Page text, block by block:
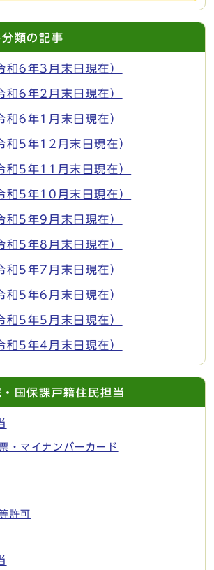
類の記事
和6年3月末日現在）
和6年2月末日現在）
和6年1月末日現在）
和5年12月末日現在）
和5年11月末日現在）
和5年10月末日現在）
和5年9月末日現在）
和5年8月末日現在）
和5年7月末日現在）
和5年6月末日現在）
和5年5月末日現在）
和5年4月末日現在）
国保課戸籍住民担当
・マイナンバーカード
許可